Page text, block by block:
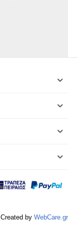
Created by WebCare.gr